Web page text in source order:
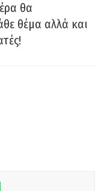
θα
θέμα αλλά και